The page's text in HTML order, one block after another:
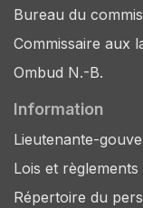
Bureau du
Commissaire aux
Ombud N.-B.
Information
Lieutenante-
Lois et règlements
Répertoire du